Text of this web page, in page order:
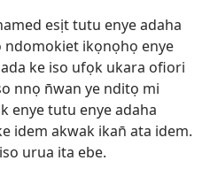
esịt tutu enye adaha
ndomokiet ikọnọhọ enye
ke iso ufọk ukara ofiori
nnọ n̄wan ye nditọ mi
enye tutu enye adaha
idem akwak ikan̄ ata idem.
urua ita ebe.